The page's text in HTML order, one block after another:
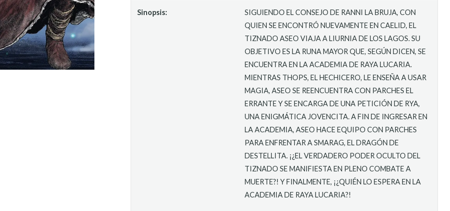
Sinopsis:
SIGUIENDO EL CONSEJO DE RANNI LA BRUJA, CON
QUIEN SE ENCONTRÓ NUEVAMENTE EN CAELID, EL
TIZNADO ASEO VIAJA A LIURNIA DE LOS LAGOS. SU
OBJETIVO ES LA RUNA MAYOR QUE, SEGÚN DICEN, SE
ENCUENTRA EN LA ACADEMIA DE RAYA LUCARIA.
MIENTRAS THOPS, EL HECHICERO, LE ENSEÑA A USAR
MAGIA, ASEO SE REENCUENTRA CON PARCHES EL
ERRANTE Y SE ENCARGA DE UNA PETICIÓN DE RYA,
UNA ENIGMÁTICA JOVENCITA. A FIN DE INGRESAR EN
LA ACADEMIA, ASEO HACE EQUIPO CON PARCHES
PARA ENFRENTAR A SMARAG, EL DRAGÓN DE
DESTELLITA. ¡¿EL VERDADERO PODER OCULTO DEL
TIZNADO SE MANIFIESTA EN PLENO COMBATE A
MUERTE?! Y FINALMENTE, ¡¿QUIÉN LO ESPERA EN LA
ACADEMIA DE RAYA LUCARIA?!